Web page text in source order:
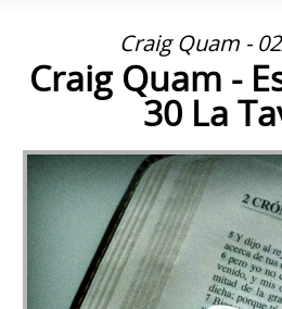
Craig Quam -
Craig Quam -
30 La